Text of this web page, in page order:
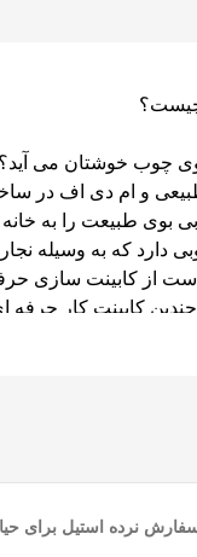
بوی چوب خوشتان می
و ام دی اف در
بوی طبیعت را به
دارد که به وسیله
است از کابینت سازی
چندین کابینت کار حرفه
کابینت ارتباط برقرار
نرده استیل برای